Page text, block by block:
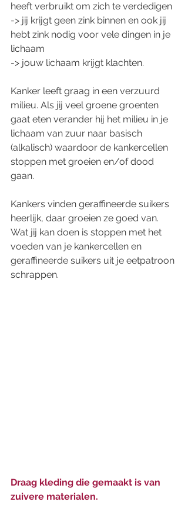
heeft verbruikt om zich te verdedigen
-> jij krijgt geen zink binnen en ook jij
hebt zink nodig voor vele dingen in je
lichaam
-> jouw lichaam krijgt klachten.
Kanker leeft graag in een verzuurd
milieu. Als jij veel groene groenten
gaat eten verander hij het milieu in je
lichaam van zuur naar basisch
(alkalisch) waardoor de kankercellen
stoppen met groeien en/of dood
gaan.
Kankers vinden geraffineerde suikers
heerlijk, daar groeien ze goed van.
Wat jij kan doen is stoppen met het
voeden van je kankercellen en
geraffineerde suikers uit je eetpatroon
schrappen.
Draag kleding die gemaakt is van
zuivere materialen.